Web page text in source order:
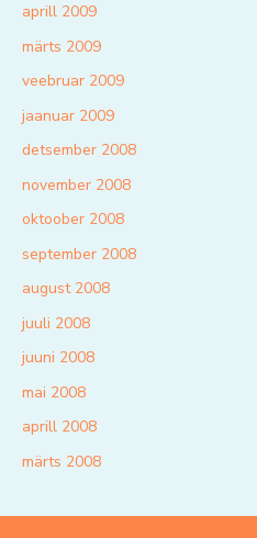
aprill 2009
märts 2009
veebruar 2009
jaanuar 2009
detsember 2008
november 2008
oktoober 2008
september 2008
august 2008
juuli 2008
juuni 2008
mai 2008
aprill 2008
märts 2008